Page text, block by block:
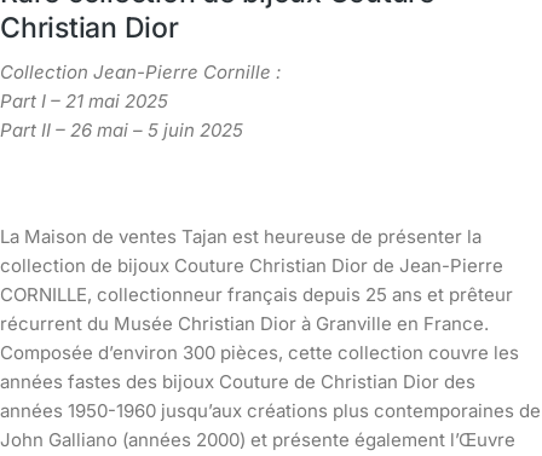
Christian Dior
Collection Jean-Pierre Cornille :
Part I – 21 mai 2025
Part II – 26 mai – 5 juin 2025
La Maison de ventes Tajan est heureuse de présenter la
collection de bijoux Couture Christian Dior de Jean-Pierre
CORNILLE, collectionneur français depuis 25 ans et prêteur
récurrent du Musée Christian Dior à Granville en France.
Composée d’environ 300 pièces, cette collection couvre les
années fastes des bijoux Couture de Christian Dior des
années 1950-1960 jusqu’aux créations plus contemporaines de
John Galliano (années 2000) et présente également l’Œuvre